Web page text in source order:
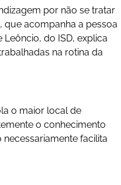
por não se tratar
que acompanha a pessoa
do ISD, explica
na rotina da
o maior local de
o conhecimento
facilita